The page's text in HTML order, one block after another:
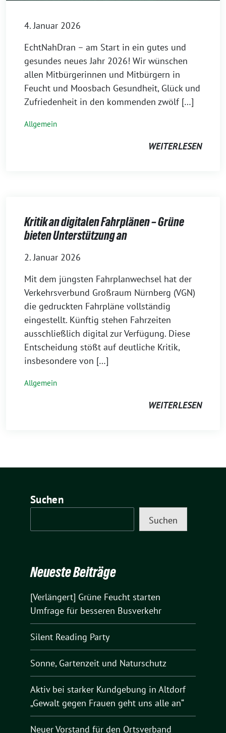
4. Januar 2026
EchtNahDran – am Start in ein gutes und
gesundes neues Jahr 2026! Wir wünschen
allen Mitbürgerinnen und Mitbürgern in
Feucht und Moosbach Gesundheit, Glück und
Zufriedenheit in den kommenden zwölf […]
Allgemein
WEITERLESEN
Kritik an digitalen Fahrplänen – Grüne
bieten Unterstützung an
2. Januar 2026
Mit dem jüngsten Fahrplanwechsel hat der
Verkehrsverbund Großraum Nürnberg (VGN)
die gedruckten Fahrpläne vollständig
eingestellt. Künftig stehen Fahrzeiten
ausschließlich digital zur Verfügung. Diese
Entscheidung stößt auf deutliche Kritik,
insbesondere von […]
Allgemein
WEITERLESEN
Suchen
Suchen
Neueste Beiträge
[Verlängert] Grüne Feucht starten
Umfrage für besseren Busverkehr
Silent Reading Party
Sonne, Gartenzeit und Naturschutz
Aktiv bei starker Kundgebung in Altdorf
„Gewalt gegen Frauen geht uns alle an“
Neuer Vorstand für den Ortsverband